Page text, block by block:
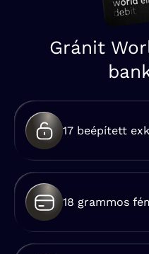
Gránit
17 beépített
18 grammos